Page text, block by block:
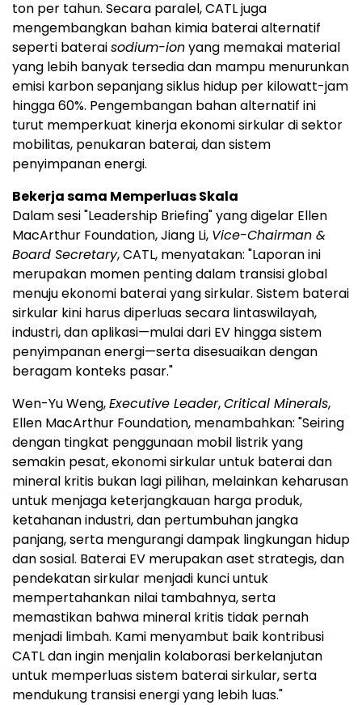
ton per tahun. Secara paralel, CATL juga
mengembangkan bahan kimia baterai alternatif
seperti bateraisodium-ionyang memakai material
yang lebih banyak tersedia dan mampu menurunkan
emisi karbon sepanjang siklus hidup per kilowatt-jam
hingga 60%. Pengembangan bahan alternatif ini
turut memperkuat kinerja ekonomi sirkular di sektor
mobilitas, penukaran baterai, dan sistem
penyimpanan energi.
Bekerja sama Memperluas Skala
Dalam sesi "Leadership Briefing" yang digelar Ellen
MacArthur Foundation, Jiang Li, Vice-Chairman &
Board Secretary, CATL, menyatakan: "Laporan ini
merupakan momen penting dalam transisi global
menuju ekonomi baterai yang sirkular. Sistem baterai
sirkular kini harus diperluas secara lintaswilayah,
industri, dan aplikasi—mulai dari EV hingga sistem
penyimpanan energi—serta disesuaikan dengan
beragam konteks pasar."
Wen-Yu Weng,Executive Leader,Critical Minerals,
Ellen MacArthur Foundation, menambahkan: "Seiring
dengan tingkat penggunaan mobil listrik yang
semakin pesat, ekonomi sirkular untuk baterai dan
mineral kritis bukan lagi pilihan, melainkan keharusan
untuk menjaga keterjangkauan harga produk,
ketahanan industri, dan pertumbuhan jangka
panjang, serta mengurangi dampak lingkungan hidup
dan sosial. Baterai EV merupakan aset strategis, dan
pendekatan sirkular menjadi kunci untuk
mempertahankan nilai tambahnya, serta
memastikan bahwa mineral kritis tidak pernah
menjadi limbah. Kami menyambut baik kontribusi
CATL dan ingin menjalin kolaborasi berkelanjutan
untuk memperluas sistem baterai sirkular, serta
mendukung transisi energi yang lebih luas."